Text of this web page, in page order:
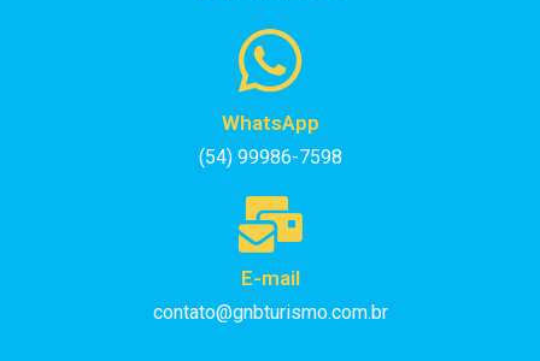
WhatsApp
(54) 99986-7598
E-mail
contato@gnbturismo.com.br